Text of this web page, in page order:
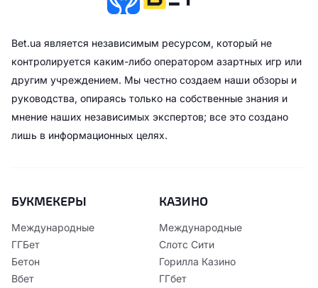
Bet.ua является независимым ресурсом, который не
контролируется каким-либо оператором азартных игр или
другим учреждением. Мы честно создаем наши обзоры и
руководства, опираясь только на собственные знания и
мнение наших независимых экспертов; все это создано
лишь в информационных целях.
БУКМЕКЕРЫ
Международные
ГГБет
Бетон
Вбет
КАЗИНО
Международные
Слотс Сити
Горилла Казино
ГГбет